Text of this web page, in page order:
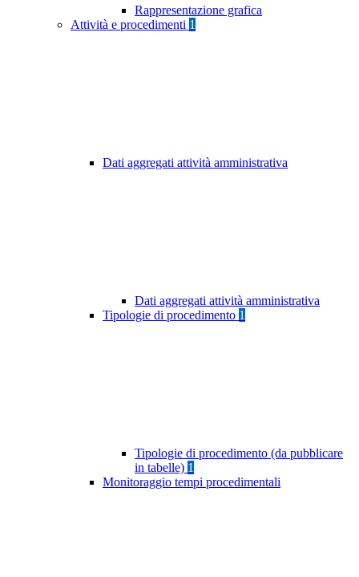
Rappresentazione grafica
Attività e procedimenti 1
Dati aggregati attività amministrativa
Dati aggregati attività amministrativa
Tipologie di procedimento 1
Tipologie di procedimento (da pubblicare
in tabelle) 1
Monitoraggio tempi procedimentali